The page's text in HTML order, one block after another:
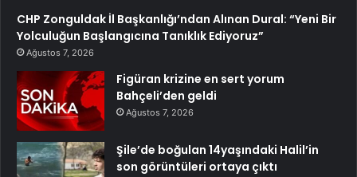
CHP Zonguldak İl Başkanlığı’ndan Alınan Dural: “Yeni Bir
Yolculuğun Başlangıcına Tanıklık Ediyoruz”
Ağustos 7, 2026
Figüran krizine en sert yorum
Bahçeli’den geldi
Ağustos 7, 2026
Şile’de boğulan 14yaşındaki Halil’in
son görüntüleri ortaya çıktı